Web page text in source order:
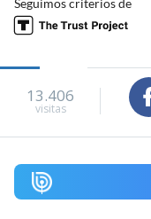
13.406
visitas